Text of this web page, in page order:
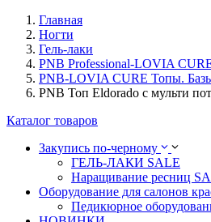
Главная
Ногти
Гель-лаки
PNB Professional-LOVIA
PNB-LOVIA CURE Топы.
PNB Топ Eldorado с мульти
Каталог товаров
Закупись по-черному
ГЕЛЬ-ЛАКИ SALE
Наращивание ресниц
Оборудование для салонов
Педикюрное